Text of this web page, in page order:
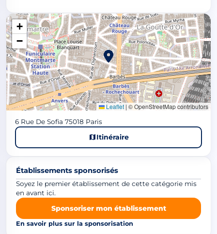
+
−
Leaflet | © OpenStreetMap contributors
6 Rue De Sofia 75018 Paris
Itinéraire
Établissements sponsorisés
Soyez le premier établissement de cette catégorie mis
en avant ici.
Sponsoriser mon établissement
En savoir plus sur la sponsorisation